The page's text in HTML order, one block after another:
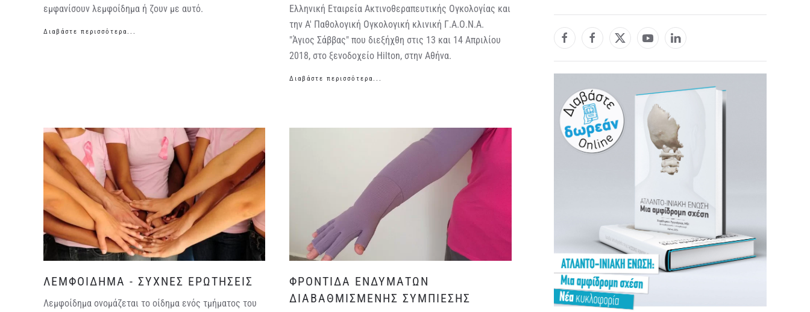
εμφανίσουν λεμφοίδημα ή ζουν με αυτό.
Διαβάστε περισσότερα...
Ελληνική Εταιρεία Ακτινοθεραπευτικής Ογκολογίας και
την A' Παθολογική Ογκολογική κλινική Γ.Α.Ο.Ν.Α.
"Άγιος Σάββας" που διεξήχθη στις 13 και 14 Απριλίου
2018, στο ξενοδοχείο Hilton, στην Αθήνα.
Διαβάστε περισσότερα...
ΛΕΜΦΟΙΔΗΜΑ - ΣΥΧΝΕΣ ΕΡΩΤΗΣΕΙΣ
Λεμφοίδημα ονομάζεται το οίδημα ενός τμήματος του
ΦΡΟΝΤΙΔΑ ΕΝΔΥΜΑΤΩΝ
ΔΙΑΒΑΘΜΙΣΜΕΝΗΣ ΣΥΜΠΙΕΣΗΣ